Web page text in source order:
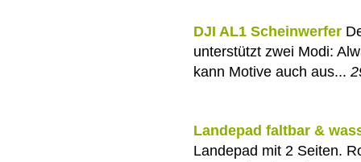
DJI AL1 Scheinwerfer
unterstützt zwei Modi:
kann Motive auch aus...
Landepad faltbar &
Landepad mit 2 Seiten.